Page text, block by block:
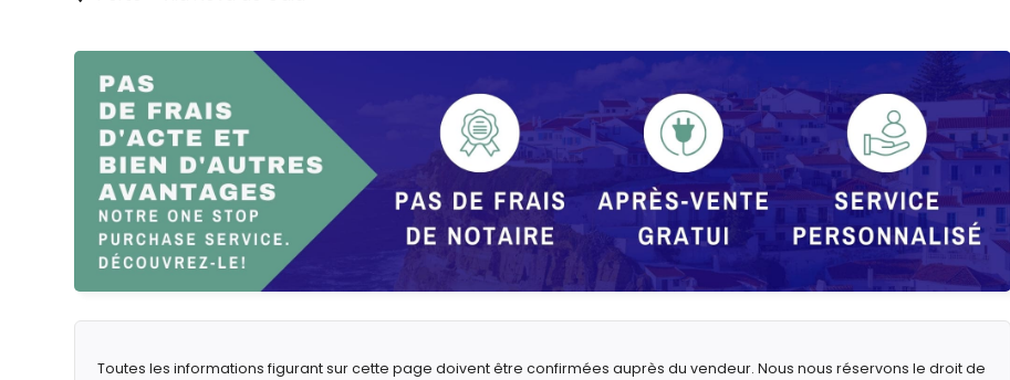
Toutes les informations figurant sur cette page doivent être confirmées auprès du vendeur. Nous nous réservons le droit de